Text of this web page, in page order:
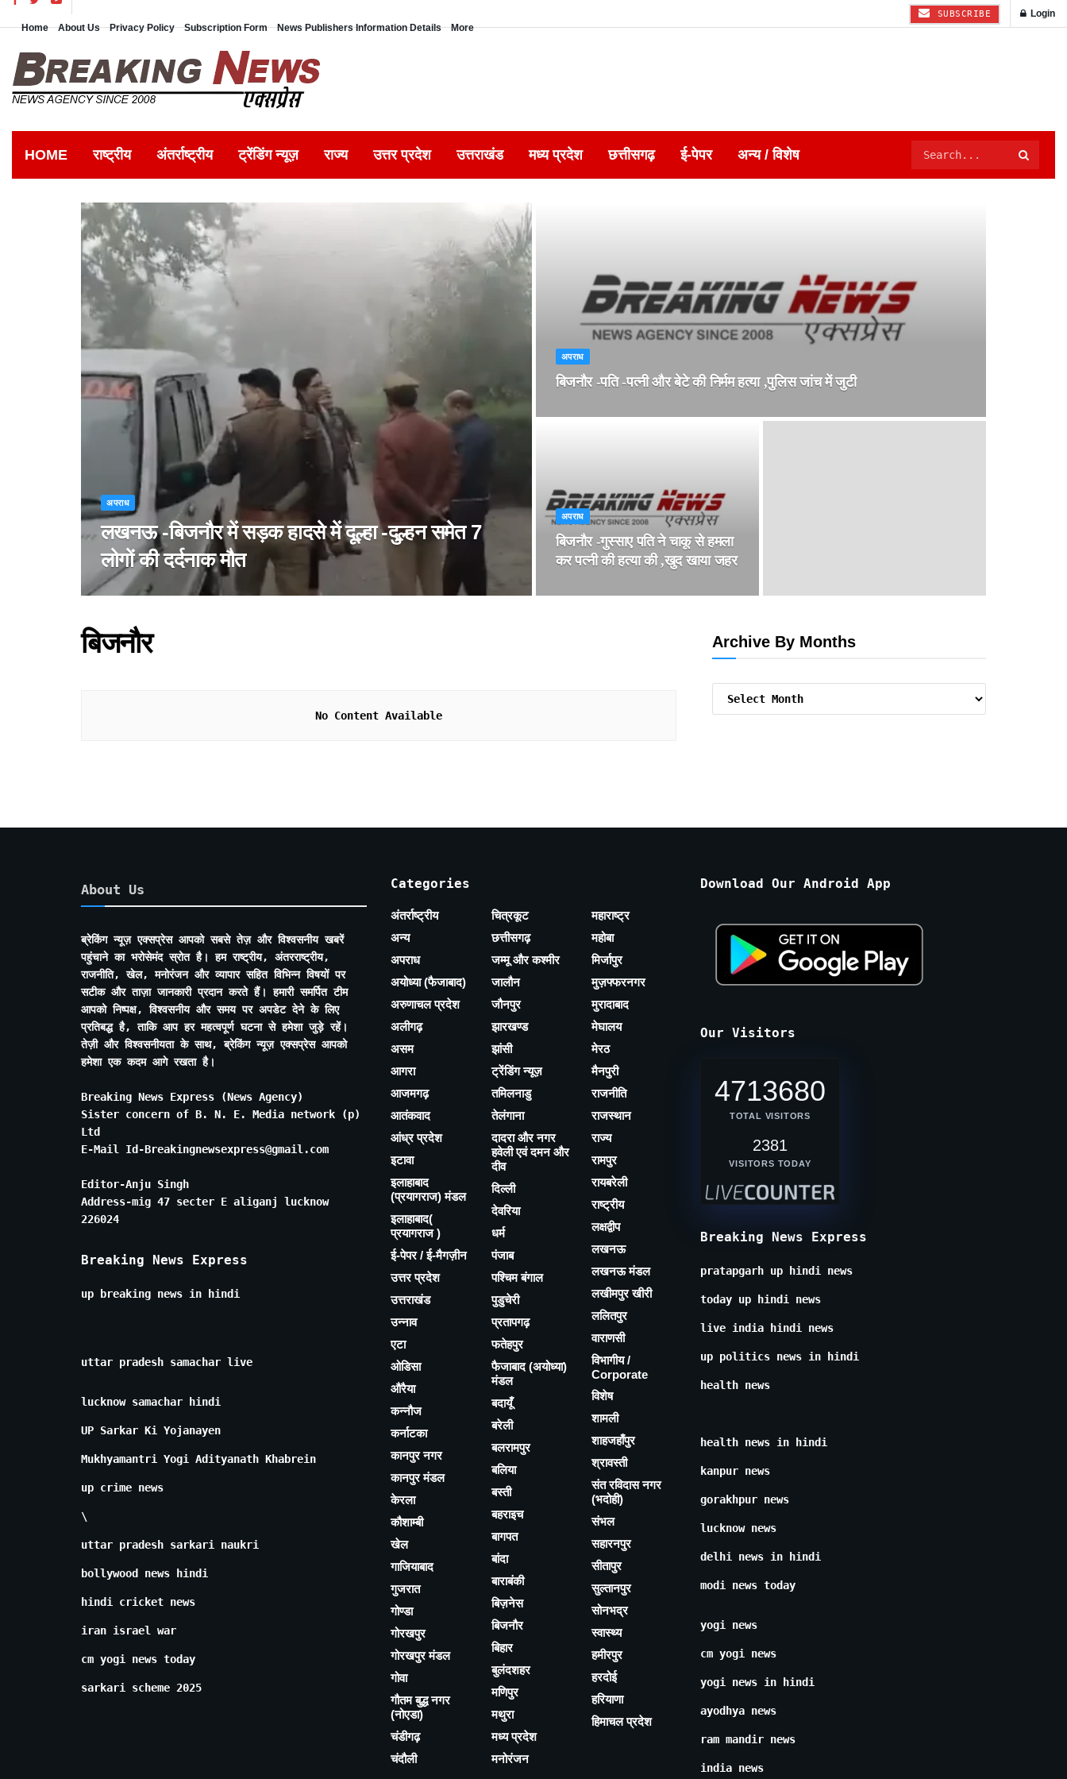
Home About Us Privacy Policy Subscription Form News Publishers Information Details More
SUBSCRIBE Login
HOME राष्ट्रीय अंतर्राष्ट्रीय ट्रेंडिंग न्यूज़ राज्य उत्तर प्रदेश उत्तराखंड मध्य प्रदेश छत्तीसगढ़ ई-पेपर अन्य / विशेष
अपराध
लखनऊ -बिजनौर में सड़क हादसे में दूल्हा -दुल्हन समेत 7
लोगों की दर्दनाक मौत
अपराध
बिजनौर -पति -पत्नी और बेटे की निर्मम हत्या ,पुलिस जांच में जुटी
अपराध
बिजनौर -गुस्साए पति ने चाकू से हमला
कर पत्नी की हत्या की ,खुद खाया जहर
बिजनौर
No Content Available
Archive By Months
About Us
ब्रेकिंग न्यूज़ एक्सप्रेस आपको सबसे तेज़ और विश्वसनीय खबरें
पहुंचाने का भरोसेमंद स्रोत है। हम राष्ट्रीय, अंतरराष्ट्रीय,
राजनीति, खेल, मनोरंजन और व्यापार सहित विभिन्न विषयों पर
सटीक और ताज़ा जानकारी प्रदान करते हैं। हमारी समर्पित टीम
आपको निष्पक्ष, विश्वसनीय और समय पर अपडेट देने के लिए
प्रतिबद्ध है, ताकि आप हर महत्वपूर्ण घटना से हमेशा जुड़े रहें।
तेज़ी और विश्वसनीयता के साथ, ब्रेकिंग न्यूज़ एक्सप्रेस आपको
हमेशा एक कदम आगे रखता है।
Breaking News Express (News Agency)
Sister concern of B. N. E. Media network (p)
Ltd
E-Mail Id-Breakingnewsexpress@gmail.com
Editor-Anju Singh
Address-mig 47 secter E aliganj lucknow
226024
Breaking News Express
up breaking news in hindi
uttar pradesh samachar live
lucknow samachar hindi
UP Sarkar Ki Yojanayen
Mukhyamantri Yogi Adityanath Khabrein
up crime news
\
uttar pradesh sarkari naukri
bollywood news hindi
hindi cricket news
iran israel war
cm yogi news today
sarkari scheme 2025
Categories
अंतर्राष्ट्रीय
अन्य
अपराध
अयोध्या (फैजाबाद)
अरुणाचल प्रदेश
अलीगढ़
असम
आगरा
आजमगढ़
आतंकवाद
आंध्र प्रदेश
इटावा
इलाहाबाद
(प्रयागराज) मंडल
इलाहाबाद(
प्रयागराज )
ई-पेपर / ई-मैगज़ीन
उत्तर प्रदेश
उत्तराखंड
उन्नाव
एटा
ओडिसा
औरैया
कन्नौज
कर्नाटका
कानपुर नगर
कानपुर मंडल
केरला
कौशाम्बी
खेल
गाजियाबाद
गुजरात
गोण्डा
गोरखपुर
गोरखपुर मंडल
गोवा
गौतम बुद्ध नगर
(नोएडा)
चंडीगढ़
चंदौली
चित्रकूट
छत्तीसगढ़
जम्मू और कश्मीर
जालौन
जौनपुर
झारखण्ड
झांसी
ट्रेंडिंग न्यूज़
तमिलनाडु
तेलंगाना
दादरा और नगर
हवेली एवं दमन और
दीव
दिल्ली
देवरिया
धर्म
पंजाब
पश्चिम बंगाल
पुडुचेरी
प्रतापगढ़
फतेहपुर
फैजाबाद (अयोध्या)
मंडल
बदायूँ
बरेली
बलरामपुर
बलिया
बस्ती
बहराइच
बागपत
बांदा
बाराबंकी
बिज़नेस
बिजनौर
बिहार
बुलंदशहर
मणिपुर
मथुरा
मध्य प्रदेश
मनोरंजन
महाराष्ट्र
महोबा
मिर्जापुर
मुज़फ्फरनगर
मुरादाबाद
मेघालय
मेरठ
मैनपुरी
राजनीति
राजस्थान
राज्य
रामपुर
रायबरेली
राष्ट्रीय
लक्षद्वीप
लखनऊ
लखनऊ मंडल
लखीमपुर खीरी
ललितपुर
वाराणसी
विभागीय /
Corporate
विशेष
शामली
शाहजहाँपुर
श्रावस्ती
संत रविदास नगर
(भदोही)
संभल
सहारनपुर
सीतापुर
सुल्तानपुर
सोनभद्र
स्वास्थ्य
हमीरपुर
हरदोई
हरियाणा
हिमाचल प्रदेश
Download Our Android App
Our Visitors
4713680
TOTAL VISITORS
2381
VISITORS TODAY
Breaking News Express
pratapgarh up hindi news
today up hindi news
live india hindi news
up politics news in hindi
health news
health news in hindi
kanpur news
gorakhpur news
lucknow news
delhi news in hindi
modi news today
yogi news
cm yogi news
yogi news in hindi
ayodhya news
ram mandir news
india news